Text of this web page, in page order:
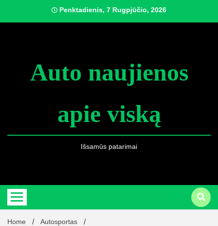
content
Penktadienis, 7 Rugpjūčio, 2026
Auto naujienos
apie viską
Išsamūs patarimai
Home
Autosportas